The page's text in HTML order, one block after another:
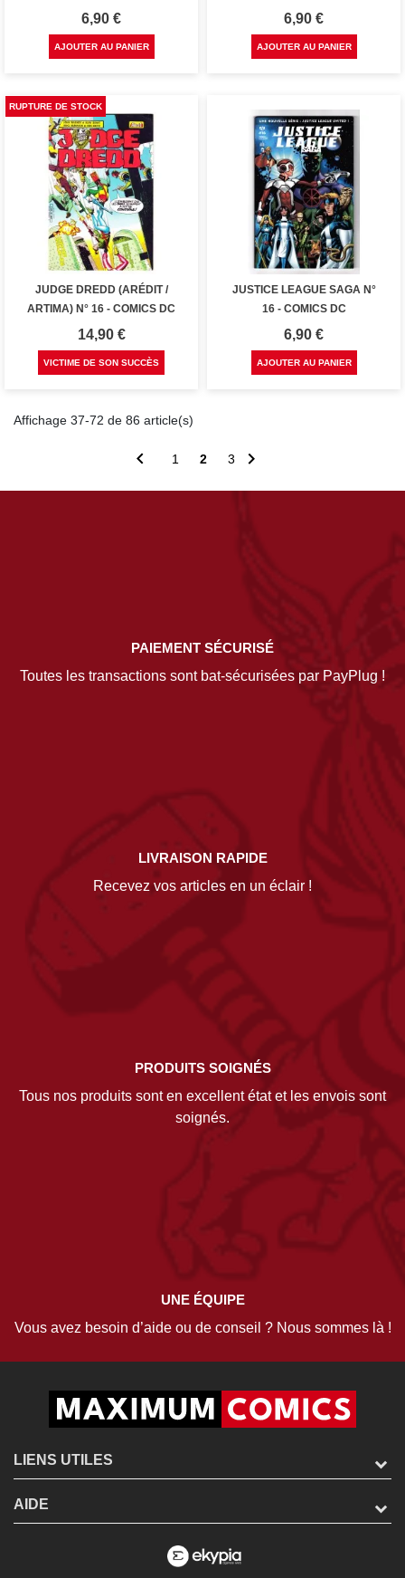
Prix
6,90 €
AJOUTER AU PANIER
Prix
6,90 €
AJOUTER AU PANIER
JUDGE DREDD (ARÉDIT /
ARTIMA) N° 16 - COMICS DC
Prix
14,90 €
VICTIME DE SON SUCCÈS
RUPTURE DE STOCK
JUSTICE LEAGUE SAGA N°
16 - COMICS DC
Prix
6,90 €
AJOUTER AU PANIER
Affichage 37-72 de 86 article(s)
 1 2 3 
PAIEMENT SÉCURISÉ
Toutes les transactions sont bat-sécurisées par PayPlug !
LIVRAISON RAPIDE
Recevez vos articles en un éclair !
PRODUITS SOIGNÉS
Tous nos produits sont en excellent état et les envois sont
soignés.
UNE ÉQUIPE
Vous avez besoin d’aide ou de conseil ? Nous sommes là !
LIENS UTILES
AIDE